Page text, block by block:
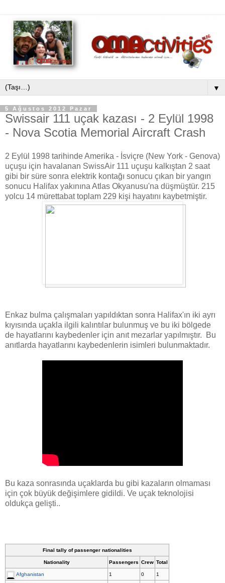
▼
5 Ağustos 2012 Pazar
Swissair 111 uçak kazası - 2 Eylül 1998
- Nova Scotia Memorial Aircraft Crash
2 Eylül 1998 tarihinde Amerika - İsviçre (New York - Genova)
uçuşu için havalanan SwissAir 111 uçuşu kalkıştan 2 saat
gibi bir süre sonra elektrik kontağı sonucu çıkan bir yangın
sonucu Halifax yakınına Atlas Okyanusu'na düşmüştür. 215
yolcu 14 mürettabat toplam 229 kişi hayatını kaybetmiştir.
Enkaz bulma çalışmaları yapıldıktan sonra Halifax'ın iki ayrı
kıyısında uçakla ilgili kalıntılar bulunmuş ve bu iki bölgede
de hayatlarını kaybedenler için anıt mezarlar yapılmıştır. Bu
anıtlarda hayatlarını kaybedenlerin isimleri bulunmaktadır.
Bu kaza sonrasında uçaklarda bu gibi kazaların olmaması
için çok büyük değişimlere gidildi. Ve uçak teknolojisi
oldukça gelişti..
Final tally of passenger nationalities
Nationality Passengers Crew Total
Afghanistan 1 0 1